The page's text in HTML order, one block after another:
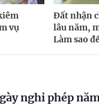
vụ
Đất nhận
lâu năm,
Làm sao
nghỉ phép